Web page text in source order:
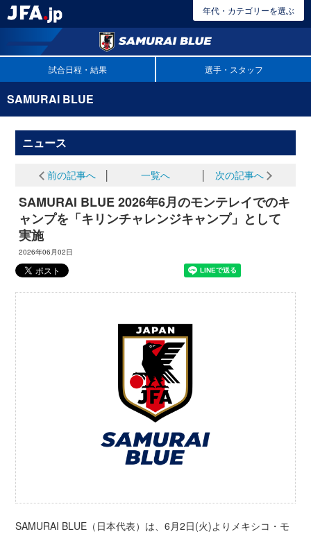
年代・カテゴリーを選ぶ
試合日程・結果 選手・スタッフ
SAMURAI BLUE
ニュース
前の記事へ 一覧へ 次の記事へ
SAMURAI BLUE 2026年6月のモンテレイでのキ
ャンプを「キリンチャレンジキャンプ」として
実施
2026年06月02日
SAMURAI BLUE（日本代表）は、6月2日(火)よりメキシコ・モ